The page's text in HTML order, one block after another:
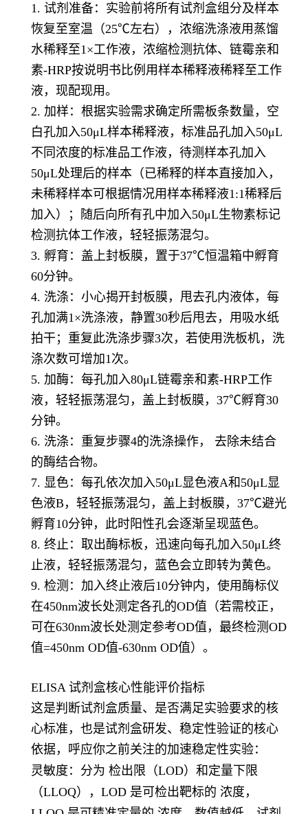
1. 试剂准备：实验前将所有试剂盒组分及样本
恢复至室温（25℃左右），浓缩洗涤液用蒸馏
水稀释至1×工作液，浓缩检测抗体、链霉亲和
素-HRP按说明书比例用样本稀释液稀释至工作
液，现配现用。
2. 加样：根据实验需求确定所需板条数量，空
白孔加入50μL样本稀释液，标准品孔加入50μL
不同浓度的标准品工作液，待测样本孔加入
50μL处理后的样本（已稀释的样本直接加入，
未稀释样本可根据情况用样本稀释液1:1稀释后
加入）；随后向所有孔中加入50μL生物素标记
检测抗体工作液，轻轻振荡混匀。
3. 孵育：盖上封板膜，置于37℃恒温箱中孵育
60分钟。
4. 洗涤：小心揭开封板膜，甩去孔内液体，每
孔加满1×洗涤液，静置30秒后甩去，用吸水纸
拍干；重复此洗涤步骤3次，若使用洗板机，洗
涤次数可增加1次。
5. 加酶：每孔加入80μL链霉亲和素-HRP工作
液，轻轻振荡混匀，盖上封板膜，37℃孵育30
分钟。
6. 洗涤：重复步骤4的洗涤操作， 去除未结合
的酶结合物。
7. 显色：每孔依次加入50μL显色液A和50μL显
色液B，轻轻振荡混匀，盖上封板膜，37℃避光
孵育10分钟，此时阳性孔会逐渐呈现蓝色。
8. 终止：取出酶标板，迅速向每孔加入50μL终
止液，轻轻振荡混匀，蓝色会立即转为黄色。
9. 检测：加入终止液后10分钟内，使用酶标仪
在450nm波长处测定各孔的OD值（若需校正，
可在630nm波长处测定参考OD值，最终检测OD
值=450nm OD值-630nm OD值）。
ELISA 试剂盒核心性能评价指标
这是判断试剂盒质量、是否满足实验要求的核
心标准，也是试剂盒研发、稳定性验证的核心
依据，呼应你之前关注的加速稳定性实验：
灵敏度 ：分为 检出限（LOD）和定量下限
（LLOQ），LOD 是可检出靶标的 浓度，